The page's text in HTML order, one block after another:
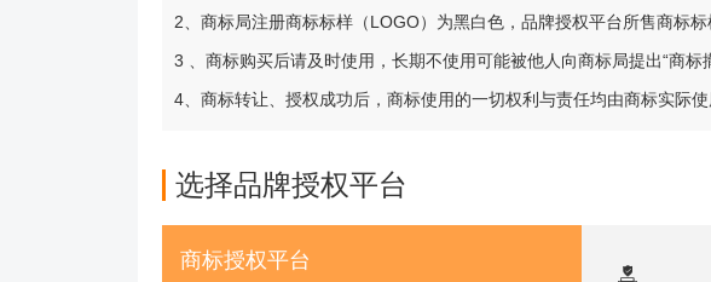
2、商标局注册商标标样（LOGO）为黑白色，品牌授权平台所售商标
3 、商标购买后请及时使用，长期不使用可能被他人向商标局提出“商标
4、商标转让、授权成功后，商标使用的一切权利与责任均由商标实际使
选择品牌授权平台
商标授权平台